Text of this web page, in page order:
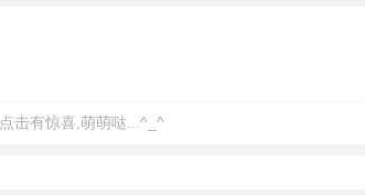
点击有惊喜,萌萌哒...^_^